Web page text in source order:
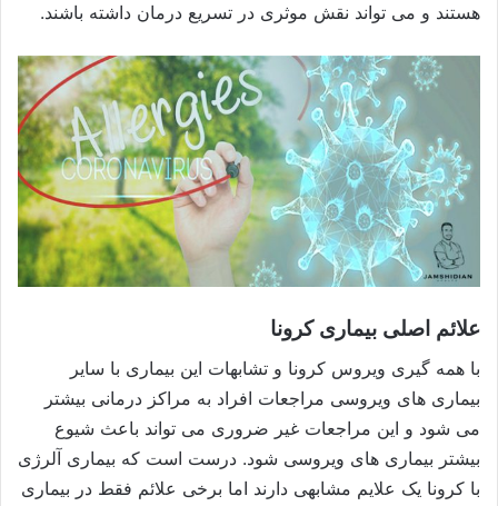
هستند و می تواند نقش موثری در تسریع درمان داشته باشند.
علائم اصلی بیماری کرونا
با همه گیری ویروس کرونا و تشابهات این بیماری با سایر
بیماری های ویروسی مراجعات افراد به مراکز درمانی بیشتر
می شود و این مراجعات غیر ضروری می تواند باعث شیوع
بیشتر بیماری های ویروسی شود. درست است که بیماری آلرژی
با کرونا یک علایم مشابهی دارند اما برخی علائم فقط در بیماری